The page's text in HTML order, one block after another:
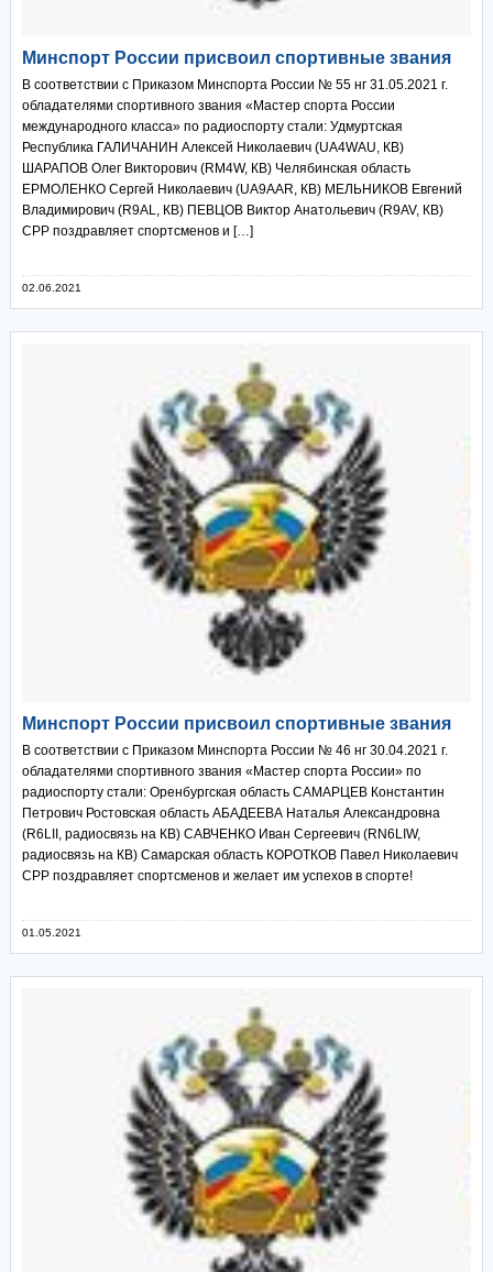
Минспорт России присвоил спортивные звания
В соответствии с Приказом Минспорта России № 55 нг 31.05.2021 г.
обладателями спортивного звания «Мастер спорта России
международного класса» по радиоспорту стали: Удмуртская
Республика ГАЛИЧАНИН Алексей Николаевич (UA4WAU, КВ)
ШАРАПОВ Олег Викторович (RM4W, КВ) Челябинская область
ЕРМОЛЕНКО Сергей Николаевич (UA9AAR, КВ) МЕЛЬНИКОВ Евгений
Владимирович (R9AL, КВ) ПЕВЦОВ Виктор Анатольевич (R9AV, КВ)
СРР поздравляет спортсменов и […]
02.06.2021
Минспорт России присвоил спортивные звания
В соответствии с Приказом Минспорта России № 46 нг 30.04.2021 г.
обладателями спортивного звания «Мастер спорта России» по
радиоспорту стали: Оренбургская область САМАРЦЕВ Константин
Петрович Ростовская область АБАДЕЕВА Наталья Александровна
(R6LII, радиосвязь на КВ) САВЧЕНКО Иван Сергеевич (RN6LIW,
радиосвязь на КВ) Самарская область КОРОТКОВ Павел Николаевич
СРР поздравляет спортсменов и желает им успехов в спорте!
01.05.2021